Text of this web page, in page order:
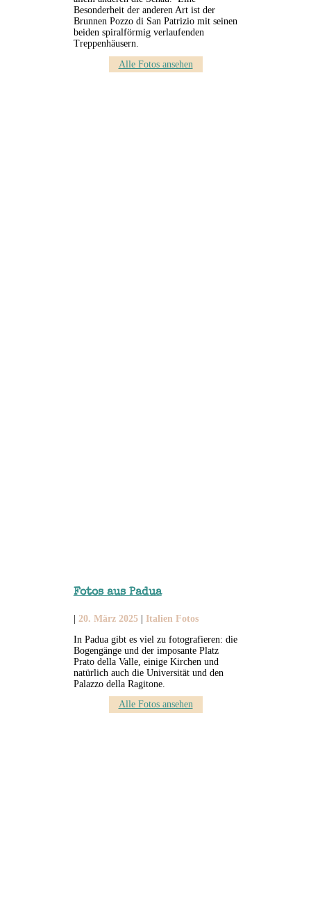
Besonderheit der anderen Art ist der
Brunnen Pozzo di San Patrizio mit seinen
beiden spiralförmig verlaufenden
Treppenhäusern.
Alle Fotos ansehen
Fotos aus Padua
| 20. März 2025 | Italien Fotos
In Padua gibt es viel zu fotografieren: die
Bogengänge und der imposante Platz
Prato della Valle, einige Kirchen und
natürlich auch die Universität und den
Palazzo della Ragitone.
Alle Fotos ansehen